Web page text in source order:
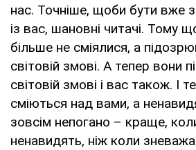
нас. Точніше, щоби бути вже
із вас, шановні читачі. Тому
більше не сміялися, а
світовій змові. А тепер вони
світовій змові і вас також. І
сміються над вами, а
зовсім непогано – краще,
ненавидять, ніж коли